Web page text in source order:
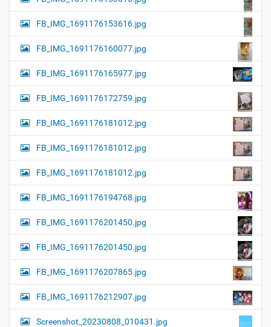
FB_IMG_1691176153616.jpg
FB_IMG_1691176160077.jpg
FB_IMG_1691176165977.jpg
FB_IMG_1691176172759.jpg
FB_IMG_1691176181012.jpg
FB_IMG_1691176181012.jpg
FB_IMG_1691176181012.jpg
FB_IMG_1691176194768.jpg
FB_IMG_1691176201450.jpg
FB_IMG_1691176201450.jpg
FB_IMG_1691176207865.jpg
FB_IMG_1691176212907.jpg
Screenshot_20230808_010431.jpg